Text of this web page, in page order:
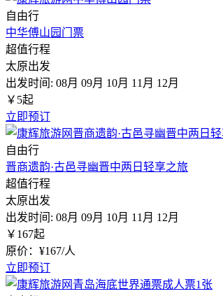
自由行
中华傅山园门票
超值行程
太原出发
出发时间: 08月 09月 10月 11月 12月
￥ 5起
立即预订
自由行
晋商遗韵·古邑寻幽晋中两日轻享之旅
超值行程
太原出发
出发时间: 08月 09月 10月 11月 12月
￥ 167起
原价：¥167/人
立即预订